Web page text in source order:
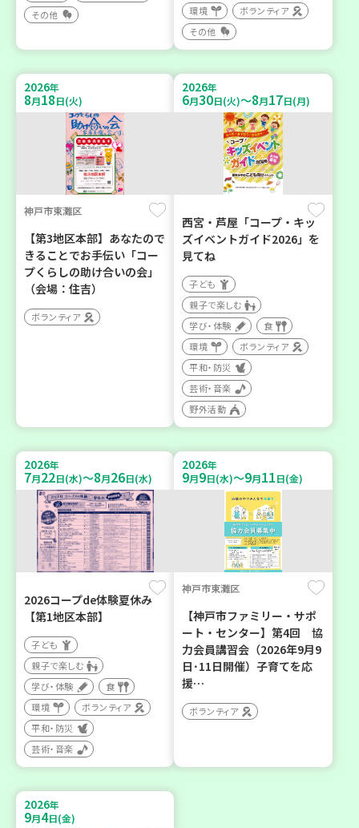
その他
環境
ボランティア
その他
2026年
8月18日(火)
神戸市東灘区
【第3地区本部】あなたので
きることでお手伝い「コー
プくらしの助け合いの会」
（会場：住吉）
ボランティア
2026年
6月30日(火)～8月17日(月)
西宮・芦屋「コープ・キッ
ズイベントガイド2026」を
見てね
子ども
親子で楽しむ
学び・体験
食
環境
ボランティア
平和・防災
芸術・音楽
野外活動
2026年
7月22日(水)～8月26日(水)
2026コープde体験夏休み
【第1地区本部】
子ども
親子で楽しむ
学び・体験
食
環境
ボランティア
平和・防災
芸術・音楽
2026年
9月9日(水)～9月11日(金)
神戸市東灘区
【神戸市ファミリー・サポ
ート・センター】第4回 協
力会員講習会（2026年9月9
日･11日開催）子育てを応
援…
ボランティア
2026年
9月4日(金)